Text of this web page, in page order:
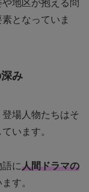
地区が抱える問
となっていま
み
場人物たちはそ
います。
に人間ドラマの
す。